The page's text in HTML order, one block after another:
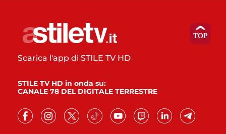
Scarica l'app di STILE TV HD
STILE TV HD in onda su:
CANALE 78 DEL DIGITALE TERRESTRE